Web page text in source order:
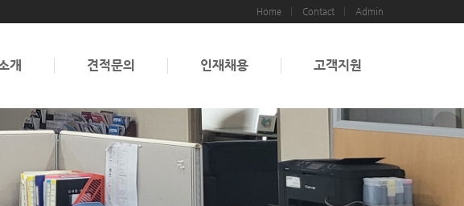
Home Contact Admin
개 견적문의 인재채용 고객지원